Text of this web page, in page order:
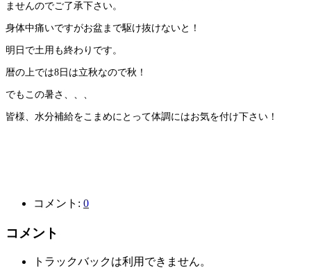
ませんのでご了承下さい。
身体中痛いですがお盆まで駆け抜けないと！
明日で土用も終わりです。
暦の上では8日は立秋なので秋！
でもこの暑さ、、、
皆様、水分補給をこまめにとって体調にはお気を付け下さい！
コメント: 0
コメント
トラックバックは利用できません。